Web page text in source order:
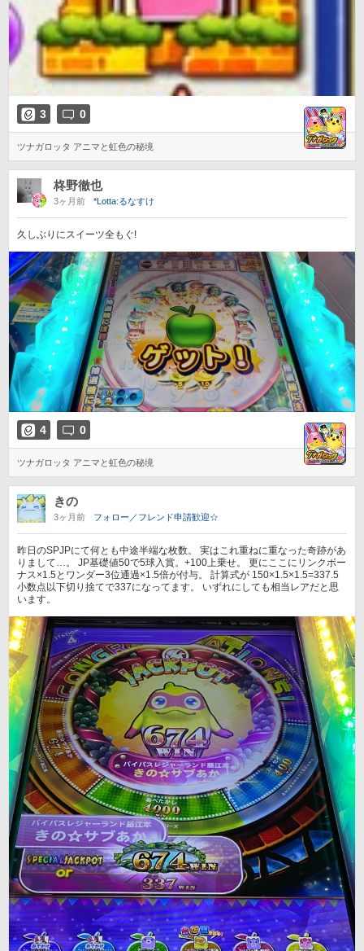
3 0
ツナガロッタ アニマと虹色の秘境
柊野徹也
3ヶ月前 *Lotta:るなすけ
久しぶりにスイーツ全もぐ!
4 0
ツナガロッタ アニマと虹色の秘境
きの
3ヶ月前 フォロー／フレンド申請歓迎☆
昨日のSPJPにて何とも中途半端な枚数。 実はこれ重ねに重なった奇跡があ
りまして…。 JP基礎値50で5球入賞。+100上乗せ。 更にここにリンクボー
ナス×1.5とワンダー3位通過×1.5倍が付与。 計算式が 150×1.5×1.5=337.5
小数点以下切り捨てで337になってます。 いずれにしても相当レアだと思
います。